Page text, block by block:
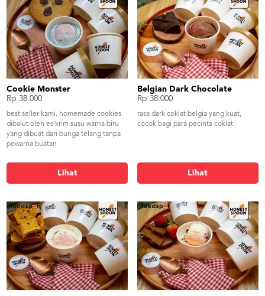
Cookie Monster
Rp 38.000
best seller kami. homemade cookies
dibalut oleh es krim susu warna biru
yang dibuat dari bunga telang tanpa
pewarna buatan
Lihat
Belgian Dark Chocolate
Rp 38.000
rasa dark coklat belgia yang kuat,
cocok bagi para pecinta coklat
Lihat